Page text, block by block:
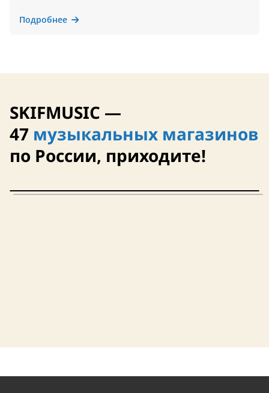
Подробнее
SKIFMUSIC —
47 музыкальных магазинов
по России, приходите!